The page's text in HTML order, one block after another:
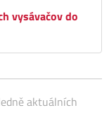
vysávačov do
aktuálních